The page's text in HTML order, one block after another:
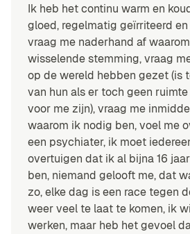
Ik heb het continu warm en
gloed, regelmatig geïrriteerd
vraag me naderhand af
wisselende stemming, vraag
op de wereld hebben gezet (is
van hun als er toch geen
voor me zijn), vraag me
waarom ik nodig ben, voel me
een psychiater, ik moet
overtuigen dat ik al bijna 16
ben, niemand gelooft me, dat
zo, elke dag is een race tegen
weer veel te laat te komen, ik
werken, maar heb het gevoel